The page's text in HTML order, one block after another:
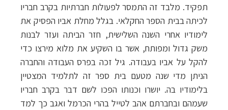
תפקיד. מלבד זה התמסר לפעולות חברתיות בקרב חבריו
לכיתה בבית הספר החקלאי. בגלל מחלת אביו הפסיק את
לימודיו אחרי השנה השלישית, חזר הביתה ועזר לבנות
משק גדול ומפותח, אשר בו השקיע את מלוא מירצו כדי
להקל על אביו בעבודה. גיל זכה בפרס העבודה והחברה
הניתן מדי שנה מטעם בית ספר זה לתלמיד המצטיין
בלימודיו בה. יושרו וכנותו הפכו לשם דבר בקרב חבריו
שעמהם ובחברתם אהב לטייל בהרי הכרמל ואגב כך למד